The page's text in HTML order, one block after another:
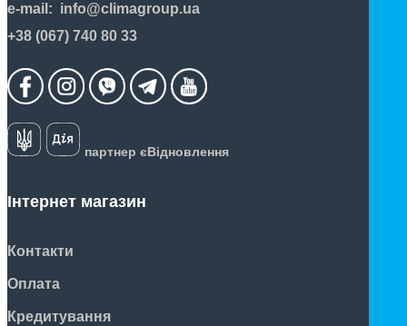
e-mail: info@climagroup.ua
+38 (067) 740 80 33
партнер єВідновлення
Інтернет магазин
Контакти
Оплата
Кредитування